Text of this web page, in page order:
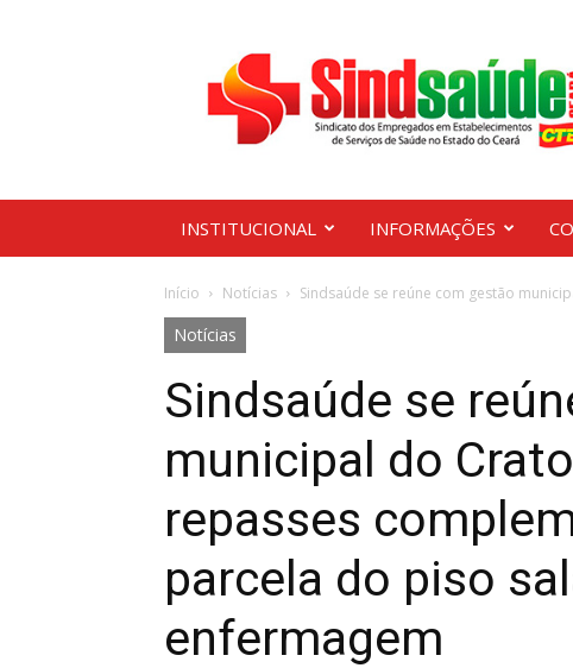
Ceará
INSTITUCIONAL INFORMAÇÕES
Início Notícias Sindsaúde se reúne com gestão
Notícias
Sindsaúde se
municipal do
repasses
parcela do piso
enfermagem